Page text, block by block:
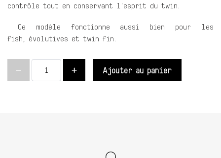
contrôle tout en conservant l'esprit du twin.
Ce modèle fonctionne aussi bien pour les
fish, évolutives et twin fin.
Ajouter au panier